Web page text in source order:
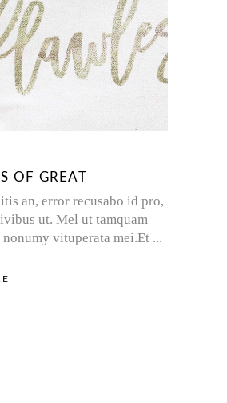
OF GREAT
an, error recusabo id pro,
ut. Mel ut tamquam
vituperata mei.Et